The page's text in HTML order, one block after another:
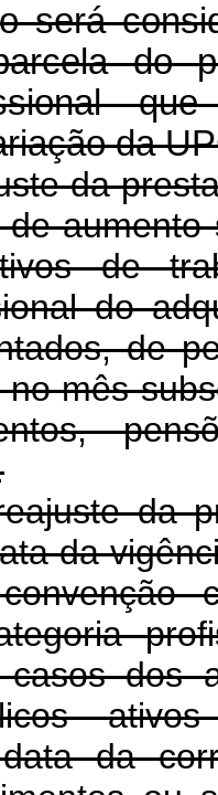
do
da
da
de
do
de
mês
da
da
dos
da